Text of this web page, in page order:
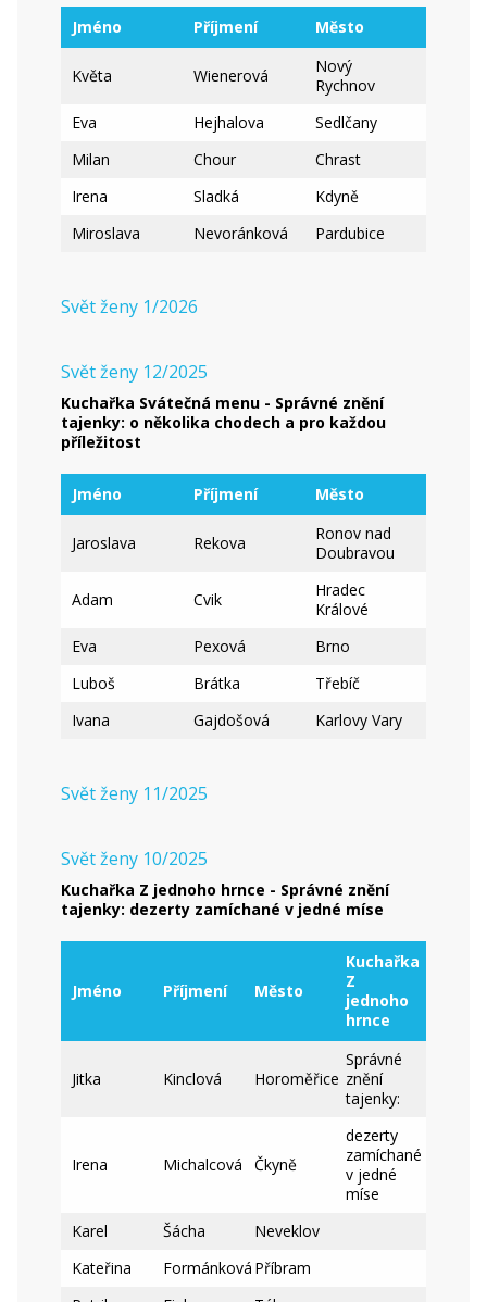
Jméno Příjmení Město
Květa Wienerová
Nový
Rychnov
Eva
Hejhalova
Sedlčany
Milan
Chour
Chrast
Irena
Sladká
Kdyně
Miroslava
Nevoránková Pardubice
Svět ženy 1/2026
Svět ženy 12/2025
Kuchařka Svátečná menu - Správné znění
tajenky: o několika chodech a pro každou
příležitost
Jméno Příjmení Město
Jaroslava Rekova
Ronov nad
Doubravou
Adam Cvik
Hradec
Králové
Eva
Pexová
Brno
Luboš
Brátka
Třebíč
Ivana
Gajdošová Karlovy Vary
Svět ženy 11/2025
Svět ženy 10/2025
Kuchařka Z jednoho hrnce - Správné znění
tajenky: dezerty zamíchané v jedné míse
Jméno Příjmení Město
Kuchařka
Z
jednoho
hrnce
Jitka Kinclová Horoměřice
Správné
znění
tajenky:
Irena Michalcová Čkyně
dezerty
zamíchané
v jedné
míse
Karel
Šácha
Neveklov
Kateřina
Formánková Příbram